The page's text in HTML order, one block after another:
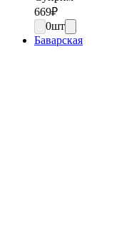
669₽
0шт
Баварская